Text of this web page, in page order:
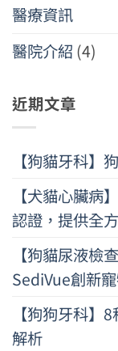
醫療資訊
醫院介紹 (4)
近期文章
【狗貓牙科】
【犬貓心臟病
認證，提供全
【狗貓尿液檢
SediVue創新
【狗狗牙科】
解析